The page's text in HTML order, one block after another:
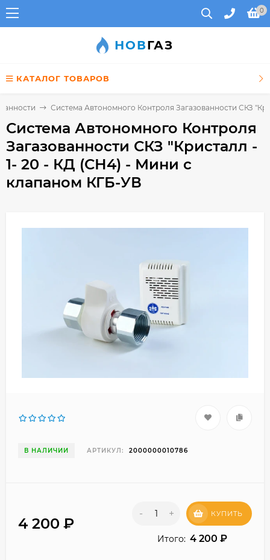
0
НОВГАЗ
КАТАЛОГ ТОВАРОВ
Система Автономного Контроля Загазованности СКЗ
Система Автономного Контроля
Загазованности СКЗ "Кристалл -
1- 20 - КД (СН4) - Мини с
клапаном КГБ-УВ
В НАЛИЧИИ АРТИКУЛ: 2000000010786
4 200 ₽
- + КУПИТЬ
Итого: 4 200 ₽